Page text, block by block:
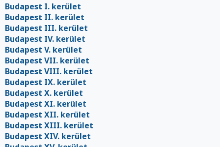
Budapest I. kerület
Budapest II. kerület
Budapest III. kerület
Budapest IV. kerület
Budapest V. kerület
Budapest VII. kerület
Budapest VIII. kerület
Budapest IX. kerület
Budapest X. kerület
Budapest XI. kerület
Budapest XII. kerület
Budapest XIII. kerület
Budapest XIV. kerület